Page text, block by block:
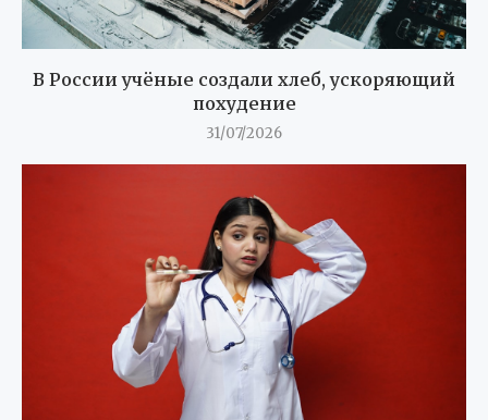
В России учёные создали хлеб, ускоряющий
похудение
31/07/2026